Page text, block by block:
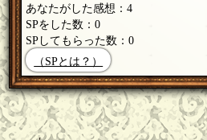
あなたがした感想：4
SPをした数：0
SPしてもらった数：0
（SPとは？）